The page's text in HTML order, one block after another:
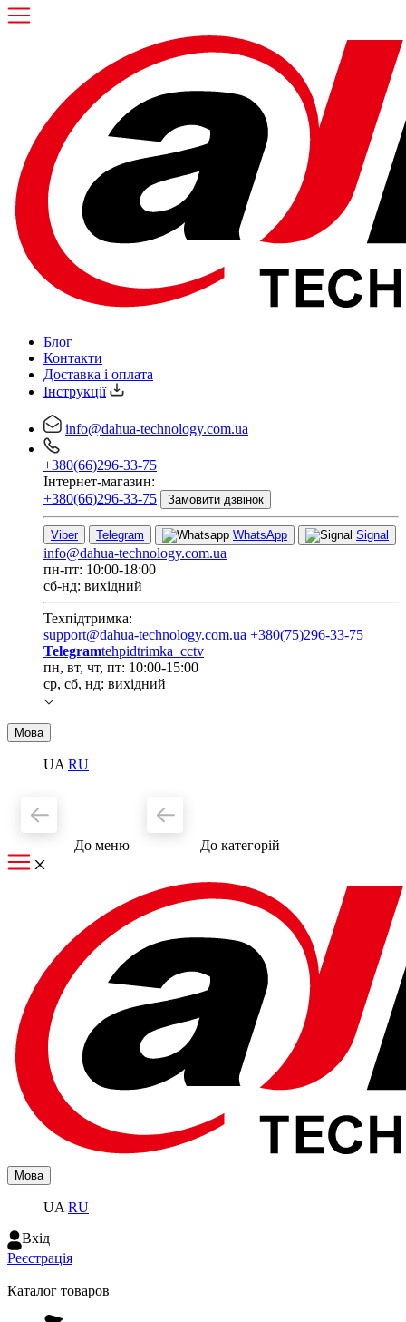
Блог
Контакти
Доставка і оплата
Інструкції
info@dahua-technology.com.ua
+380(66)296-33-75
Інтернет-магазин:
+380(66)296-33-75
Замовити дзвінок
Viber Telegram WhatsApp Signal
info@dahua-technology.com.ua
пн-пт: 10:00-18:00
сб-нд: вихідний
Техпідтримка:
support@dahua-technology.com.ua +380(75)296-33-75
Telegramtehpidtrimka_cctv
пн, вт, чт, пт: 10:00-15:00
ср, сб, нд: вихідний
Мова
UA RU
До меню До категорiй
Мова
UA RU
Вхiд
Реєстрація
Каталог товаров